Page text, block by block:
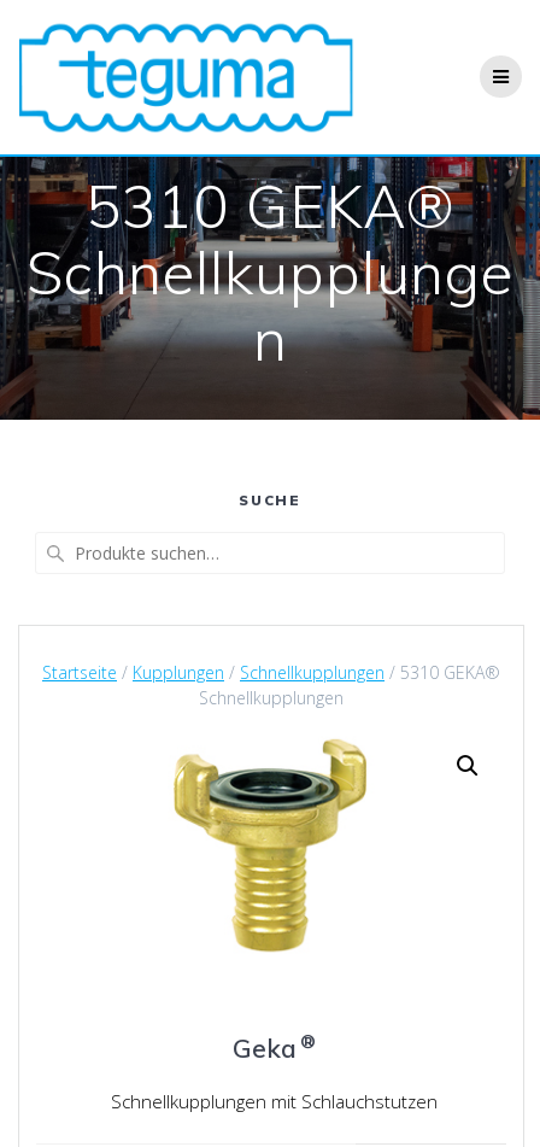
Inhalt
springen
5310 GEKA®
Schnellkupplunge
n
SUCHE
Startseite / Kupplungen / Schnellkupplungen / 5310 GEKA®
Schnellkupplungen
Geka ®
Schnellkupplungen mit Schlauchstutzen